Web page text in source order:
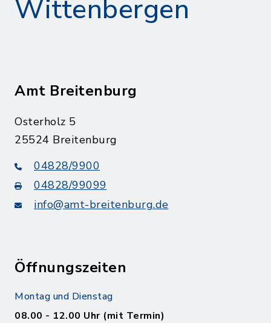
Wittenbergen
Amt Breitenburg
Osterholz 5
25524 Breitenburg
04828/9900
04828/99099
info@amt-breitenburg.de
Öffnungszeiten
Montag und Dienstag
08.00 - 12.00 Uhr (mit Termin)